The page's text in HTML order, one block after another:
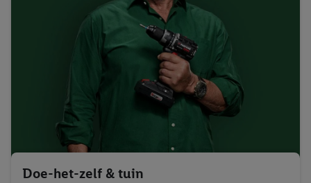
Doe-het-zelf & tuin